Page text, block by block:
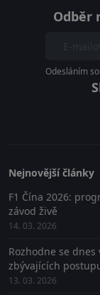
Odběr
Odesláním
Nejnovější články
F1 Čína 2026:
závod živě
14. 03. 2026
Rozhodne se
zbývajících
13. 03. 2026